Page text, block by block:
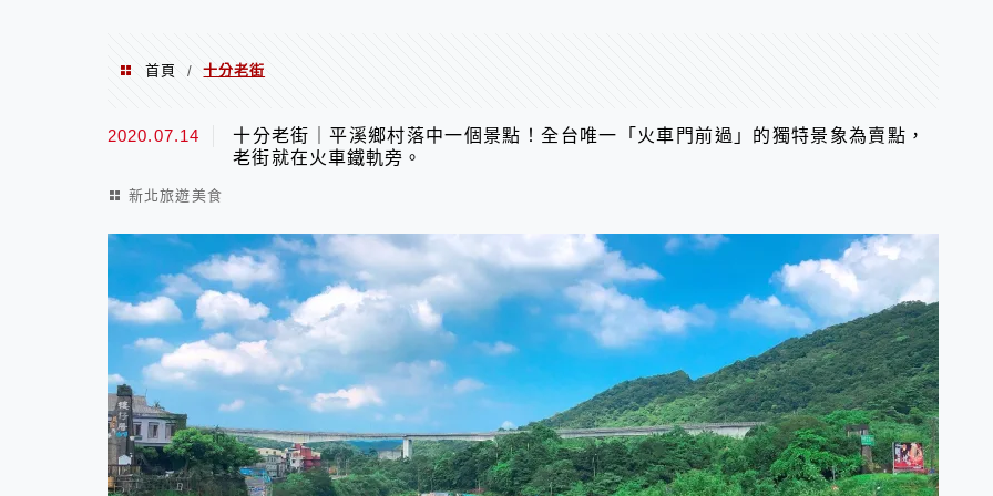
首頁 / 十分老街
十分老街
2020.07.14
十分老街｜平溪鄉村落中一個景點！全台唯一「火車門前過」的獨特景象為賣點，
老街就在火車鐵軌旁。
新北旅遊美食